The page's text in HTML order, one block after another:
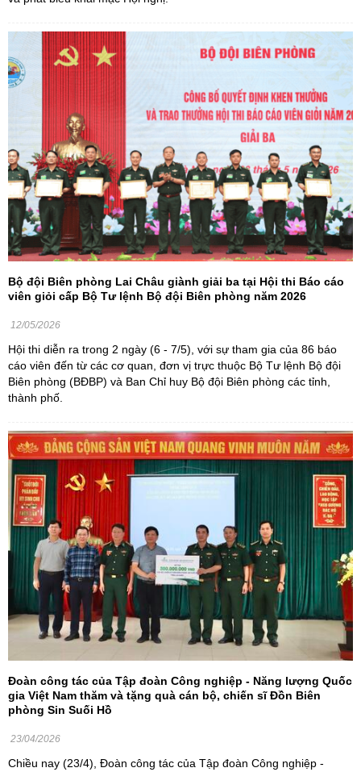
Bộ đội Biên phòng Lai Châu giành giải ba tại Hội thi Báo cáo
viên giỏi cấp Bộ Tư lệnh Bộ đội Biên phòng năm 2026
12/05/2026
Hội thi diễn ra trong 2 ngày (6 - 7/5), với sự tham gia của 86 báo
cáo viên đến từ các cơ quan, đơn vị trực thuộc Bộ Tư lệnh Bộ đội
Biên phòng (BĐBP) và Ban Chỉ huy Bộ đội Biên phòng các tỉnh,
thành phố.
Đoàn công tác của Tập đoàn Công nghiệp - Năng lượng Quốc
gia Việt Nam thăm và tặng quà cán bộ, chiến sĩ Đồn Biên
phòng Sin Suối Hồ
23/04/2026
Chiều nay (23/4), Đoàn công tác của Tập đoàn Công nghiệp -